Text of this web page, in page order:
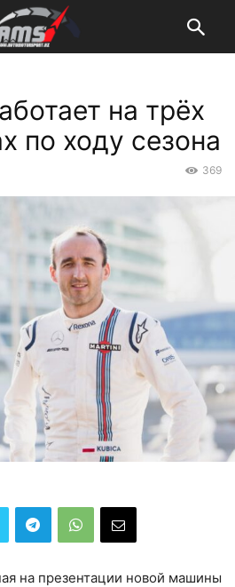
на трёх
по ходу сезона
369
на презентации новой машины